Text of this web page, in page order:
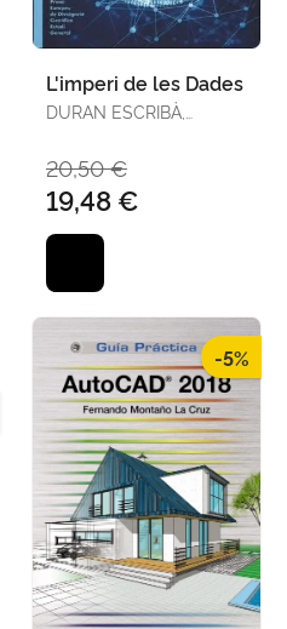
L'imperi de les Dades
DURAN ESCRIBÀ,
20,50 €
19,48 €
-5%